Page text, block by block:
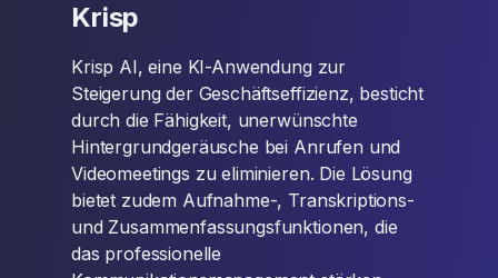
Krisp
Krisp AI, eine KI-Anwendung zur
Steigerung der Geschäftseffizienz, besticht
durch die Fähigkeit, unerwünschte
Hintergrundgeräusche bei Anrufen und
Videomeetings zu eliminieren. Die Lösung
bietet zudem Aufnahme-, Transkriptions-
und Zusammenfassungsfunktionen, die
das professionelle